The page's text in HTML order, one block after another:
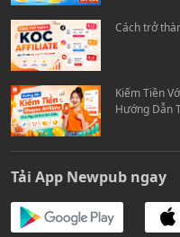
Cách trở
Kiếm Tiền
Hướng Dẫn
Tải App Newpub ngay